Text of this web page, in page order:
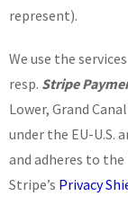
represent).
We use the
resp. Stripe
Lower, Grand
under the EU-U.S.
and adheres to the
Stripe’s Privacy